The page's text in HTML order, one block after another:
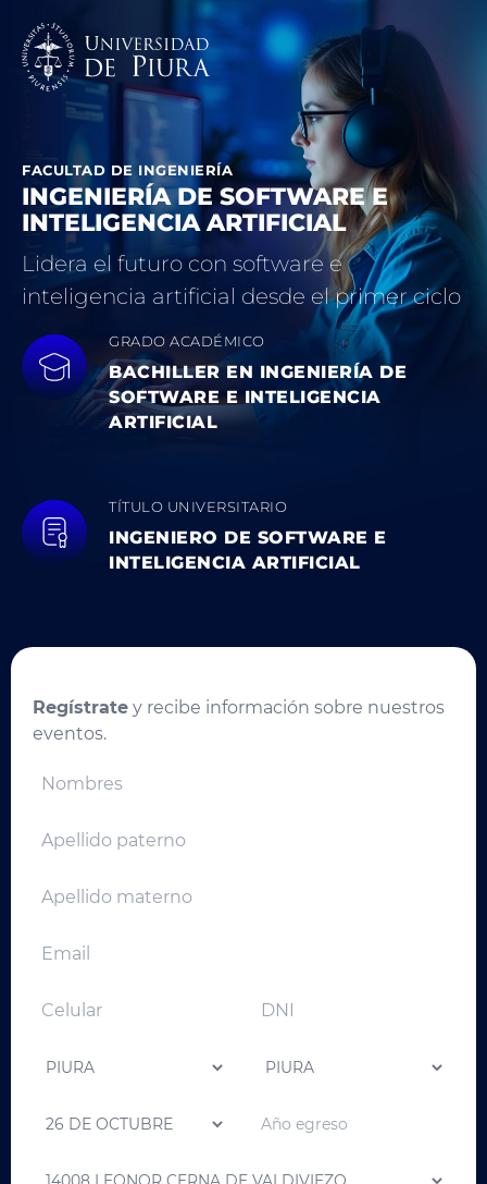
FACULTAD DE INGENIERÍA
INGENIERÍA DE SOFTWARE E
INTELIGENCIA ARTIFICIAL
Lidera el futuro con software e
inteligencia artificial desde el primer ciclo
GRADO ACADÉMICO
BACHILLER EN INGENIERÍA DE
SOFTWARE E INTELIGENCIA
ARTIFICIAL
TÍTULO UNIVERSITARIO
INGENIERO DE SOFTWARE E
INTELIGENCIA ARTIFICIAL